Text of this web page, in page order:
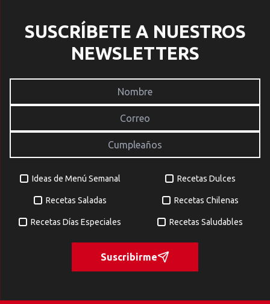
SUSCRÍBETE A NUESTROS
NEWSLETTERS
Ideas de Menú Semanal Recetas Dulces
Recetas Saladas Recetas Chilenas
Recetas Días Especiales Recetas Saludables
Suscribirme